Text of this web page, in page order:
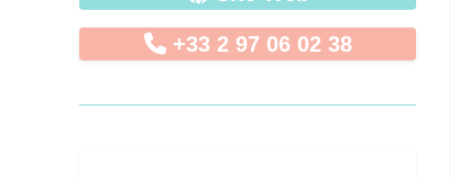
+33 2 97 06 02 38